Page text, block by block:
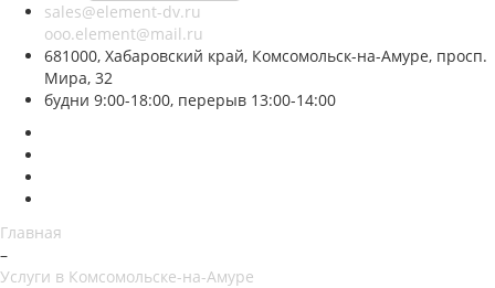
sales@element-dv.ru
ooo.element@mail.ru
681000, Хабаровский край, Комсомольск-на-Амуре, просп.
Мира, 32
будни 9:00-18:00, перерыв 13:00-14:00
Главная
–
Услуги в Комсомольске-на-Амуре